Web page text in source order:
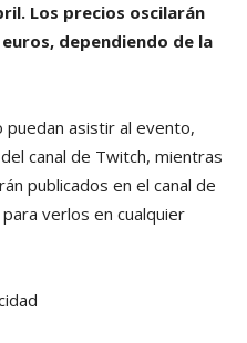
Los precios oscilarán
dependiendo de la
asistir al evento,
canal de Twitch, mientras
publicados en el canal de
verlos en cualquier